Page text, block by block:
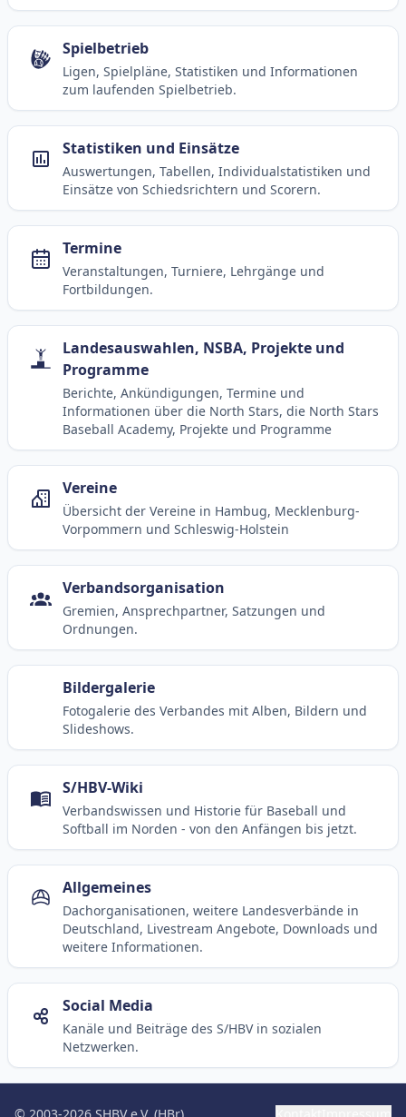
Spielbetrieb
Ligen, Spielpläne, Statistiken und Informationen
zum laufenden Spielbetrieb.
Statistiken und Einsätze
Auswertungen, Tabellen, Individualstatistiken und
Einsätze von Schiedsrichtern und Scorern.
Termine
Veranstaltungen, Turniere, Lehrgänge und
Fortbildungen.
Landesauswahlen, NSBA, Projekte und
Programme
Berichte, Ankündigungen, Termine und
Informationen über die North Stars, die North Stars
Baseball Academy, Projekte und Programme
Vereine
Übersicht der Vereine in Hambug, Mecklenburg-
Vorpommern und Schleswig-Holstein
Verbandsorganisation
Gremien, Ansprechpartner, Satzungen und
Ordnungen.
Bildergalerie
Fotogalerie des Verbandes mit Alben, Bildern und
Slideshows.
S/HBV-Wiki
Verbandswissen und Historie für Baseball und
Softball im Norden - von den Anfängen bis jetzt.
Allgemeines
Dachorganisationen, weitere Landesverbände in
Deutschland, Livestream Angebote, Downloads und
weitere Informationen.
Social Media
Kanäle und Beiträge des S/HBV in sozialen
Netzwerken.